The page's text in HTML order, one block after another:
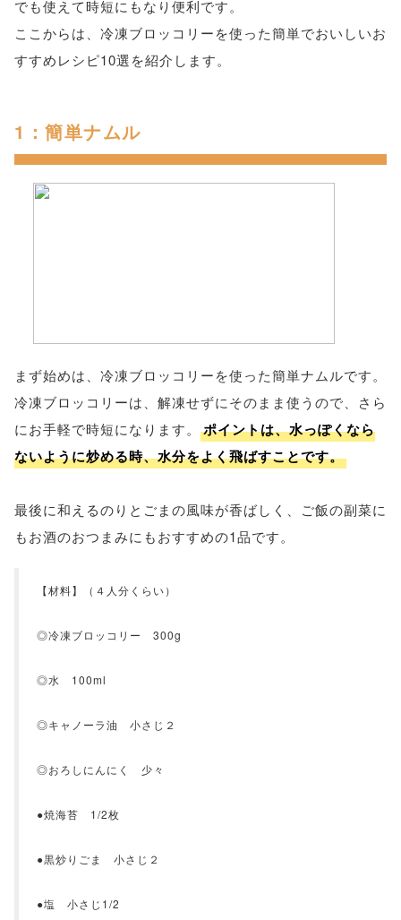
でも使えて時短にもなり便利です。
ここからは、冷凍ブロッコリーを使った簡単でおいしいお
すすめレシピ10選を紹介します。
1：簡単ナムル
まず始めは、冷凍ブロッコリーを使った簡単ナムルです。
冷凍ブロッコリーは、解凍せずにそのまま使うので、さら
にお手軽で時短になります。
ポイントは、水っぽくなら
ないように炒める時、水分をよく飛ばすことです。
最後に和えるのりとごまの風味が香ばしく、ご飯の副菜に
もお酒のおつまみにもおすすめの1品です。
【材料】（４人分くらい）
◎冷凍ブロッコリー 300g
◎水 100ml
◎キャノーラ油 小さじ２
◎おろしにんにく 少々
●焼海苔 1/2枚
●黒炒りごま 小さじ２
●塩 小さじ1/2